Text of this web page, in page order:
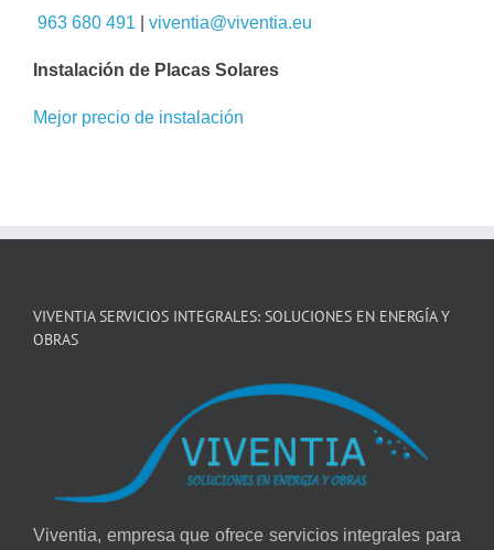
963 680 491 viventia@viventia.eu
Instalación de Placas Solares
Mejor precio de instalación
VIVENTIA SERVICIOS INTEGRALES: SOLUCIONES EN ENERGÍA Y
OBRAS
Viventia, empresa que ofrece servicios integrales para